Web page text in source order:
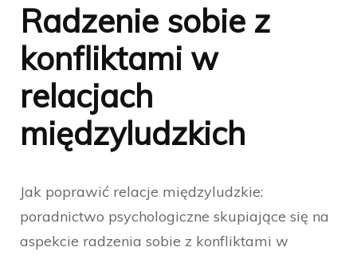
Radzenie sobie z
konfliktami w
relacjach
międzyludzkich
Jak poprawić relacje międzyludzkie:
poradnictwo psychologiczne skupiające się na
aspekcie radzenia sobie z konfliktami w